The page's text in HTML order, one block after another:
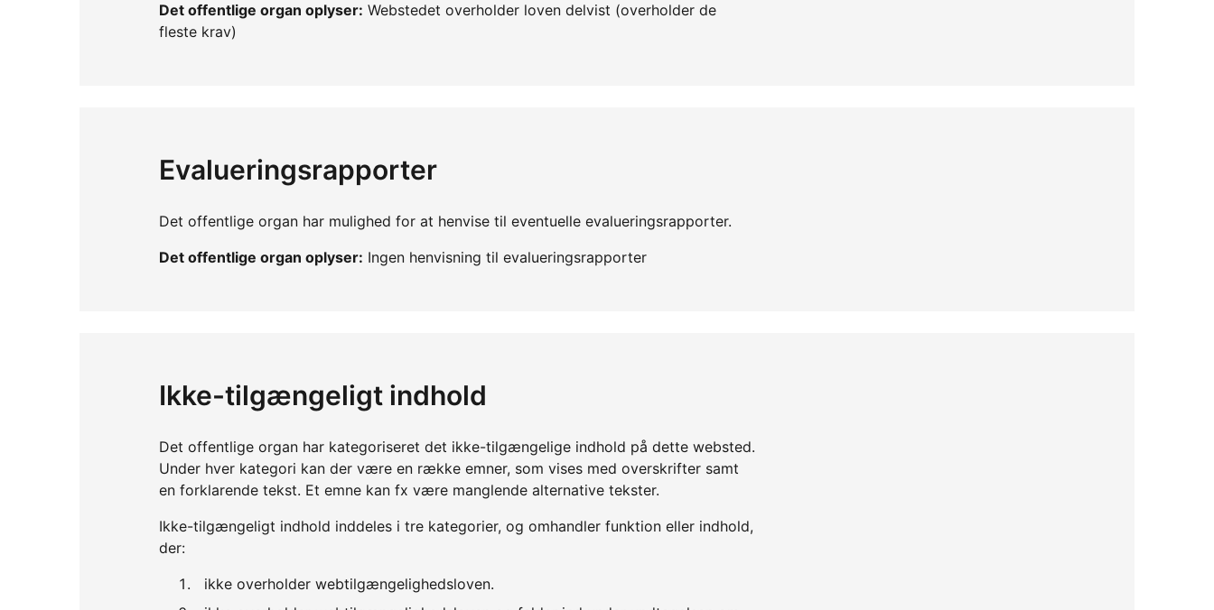
Det offentlige organ oplyser: Webstedet overholder loven delvist (overholder de
fleste krav)
Evalueringsrapporter
Det offentlige organ har mulighed for at henvise til eventuelle evalueringsrapporter.
Det offentlige organ oplyser: Ingen henvisning til evalueringsrapporter
Ikke-tilgængeligt indhold
Det offentlige organ har kategoriseret det ikke-tilgængelige indhold på dette websted.
Under hver kategori kan der være en række emner, som vises med overskrifter samt
en forklarende tekst. Et emne kan fx være manglende alternative tekster.
Ikke-tilgængeligt indhold inddeles i tre kategorier, og omhandler funktion eller indhold,
der:
ikke overholder webtilgængelighedsloven.